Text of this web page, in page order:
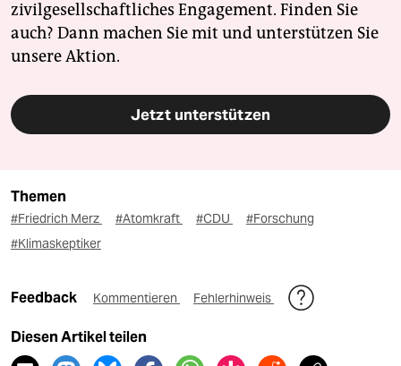
zivilgesellschaftliches Engagement. Finden Sie
auch? Dann machen Sie mit und unterstützen Sie
unsere Aktion.
Jetzt unterstützen
Themen
#Friedrich Merz #Atomkraft #CDU
#Forschung
#Klimaskeptiker
Feedback Kommentieren Fehlerhinweis
Diesen Artikel teilen